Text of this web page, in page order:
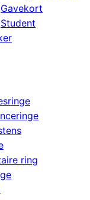
Gavekort
Student
ring